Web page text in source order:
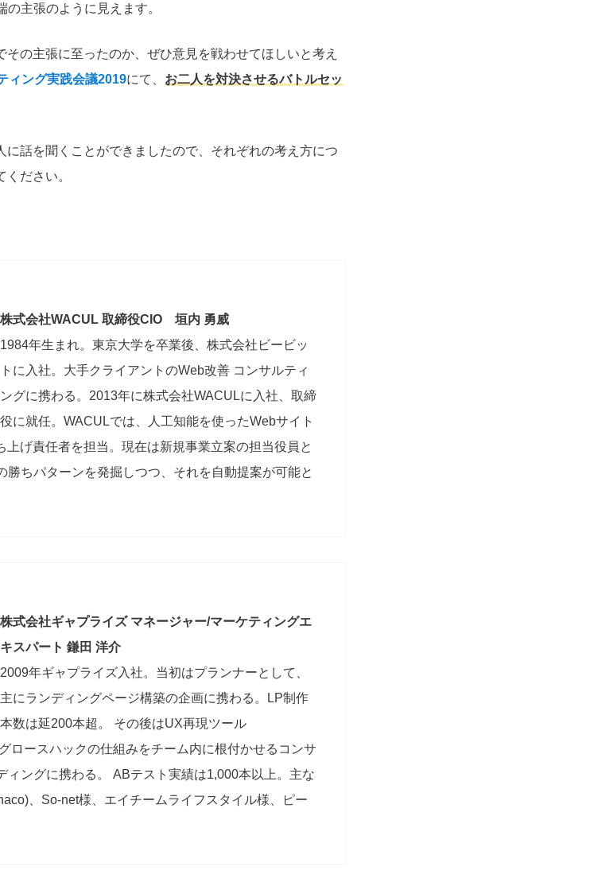
主張のように見えます。
の主張に至ったのか、ぜひ意見を戦わせてほしいと考え
ィング実践会議2019にて、 お二人を対決させるバトルセッ
話を聞くことができましたので、それぞれの考え方につ
ださい。
株式会社WACUL 取締役CIO 垣内 勇威
1984年生まれ。東京大学を卒業後、株式会社ビービッ
トに入社。大手クライアントのWeb改善 コンサルティ
ングに携わる。2013年に株式会社WACULに入社、取締
役に就任。WACULでは、人工知能を使ったWebサイト
げ責任者を担当。現在は新規事業立案の担当役員と
勝ちパターンを発掘しつつ、それを自動提案が可能と
株式会社ギャプライズ マネージャー/マーケティングエ
キスパート 鎌田 洋介
2009年ギャプライズ入社。当初はプランナーとして、
主にランディングページ構築の企画に携わる。LP制作
本数は延200本超。 その後はUX再現ツール
ロースハックの仕組みをチーム内に根付かせるコンサ
ィングに携わる。 ABテスト実績は1,000本以上。主な
、So-net様、エイチームライフスタイル様、ピー